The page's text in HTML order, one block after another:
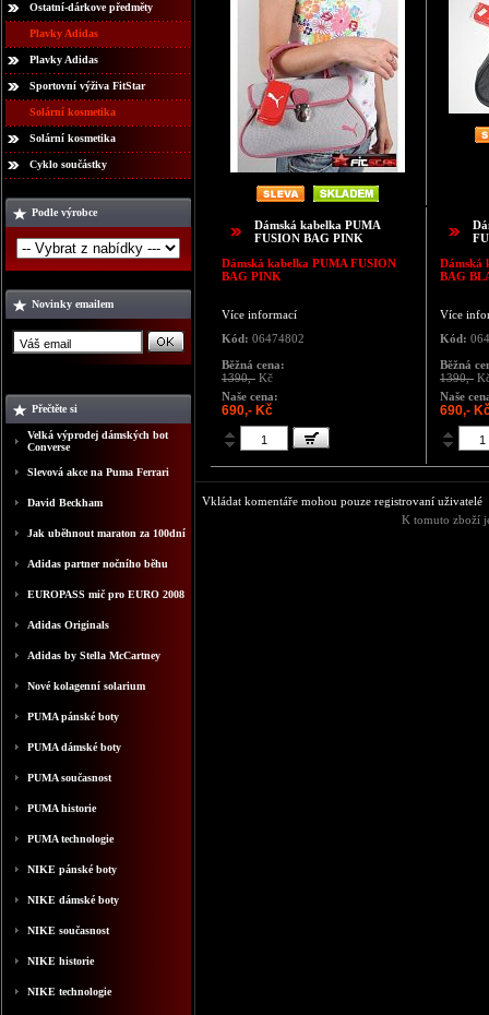
Ostatní-dárkove předměty
Plavky Adidas
Plavky Adidas
Sportovní výživa FitStar
Solární kosmetika
Solární kosmetika
Cyklo součástky
Podle výrobce
Novinky emailem
Přečtěte si
Velká výprodej dámských bot
Converse
Slevová akce na Puma Ferrari
David Beckham
Jak uběhnout maraton za 100dní
Adidas partner nočního běhu
EUROPASS mič pro EURO 2008
Adidas Originals
Adidas by Stella McCartney
Nové kolagenní solarium
PUMA pánské boty
PUMA dámské boty
PUMA současnost
PUMA historie
PUMA technologie
NIKE pánské boty
NIKE dámské boty
NIKE současnost
NIKE historie
NIKE technologie
Dámská kabelka PUMA
FUSION BAG PINK
Dámská kabelka PUMA FUSION
BAG PINK
Více informací
Kód: 06474802
Běžná cena:
1390,- Kč
Naše cena:
690,- Kč
Dámská
BAG
Více
Kód:
Běžná
1390,-
Naše
690,-
Vkládat komentáře mohou pouze registrovaní uživatelé
K tomuto zboží